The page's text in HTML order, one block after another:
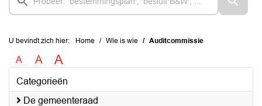
U bevindt zich hier: Home Wie is wie Auditcommissie
A A A
Categorieën
De gemeenteraad